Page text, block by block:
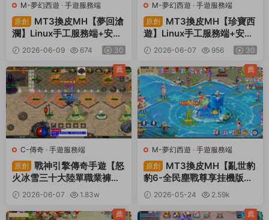
M-夢幻西遊 · 手遊服務端
原創
MT3換皮MH【夢回滄
瀾】Linux手工服務端+安卓
蘋果雙端+GM後台+全套源
碼+視頻架設教程
2026-06-09 674 30
M-夢幻西遊 · 手遊服務端
原創
MT3換皮MH【珍寶西
遊】Linux手工服務端+安卓
蘋果雙端+GM後台+全套源
碼+視頻架設教程
2026-06-07 956 30
C-傳奇 · 手遊服務端
原創
戰神引擎傳奇手遊【怒
火冰雪三十大陸單職業褲衩
6.1免受權】Win一鍵服務端
+安卓蘋果雙端+GM後台
+視頻架設教程
2026-06-07
1.83w
薦
M-夢幻西遊 · 手遊服務端
原創
MT3換皮MH【亂世豹
豹6-全民塵戰尊享挂機版】
Linux手工服務端+安卓蘋果
雙端+GM後台+全套源碼
+視頻架設教程
2026-05-24
2.59k
薦
薦 薦